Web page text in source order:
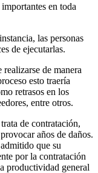
en toda
las personas
de ejecutarlas.
de manera
esto traería
retrasos en los
entre otros.
de contratación,
años de daños.
que su
por la contratación
productividad general